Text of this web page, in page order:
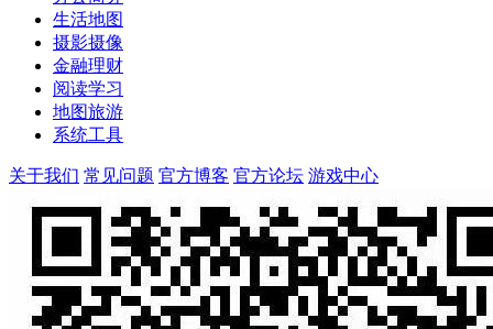
生活地图
摄影摄像
金融理财
阅读学习
地图旅游
系统工具
关于我们 常见问题 官方博客 官方论坛 游戏中心